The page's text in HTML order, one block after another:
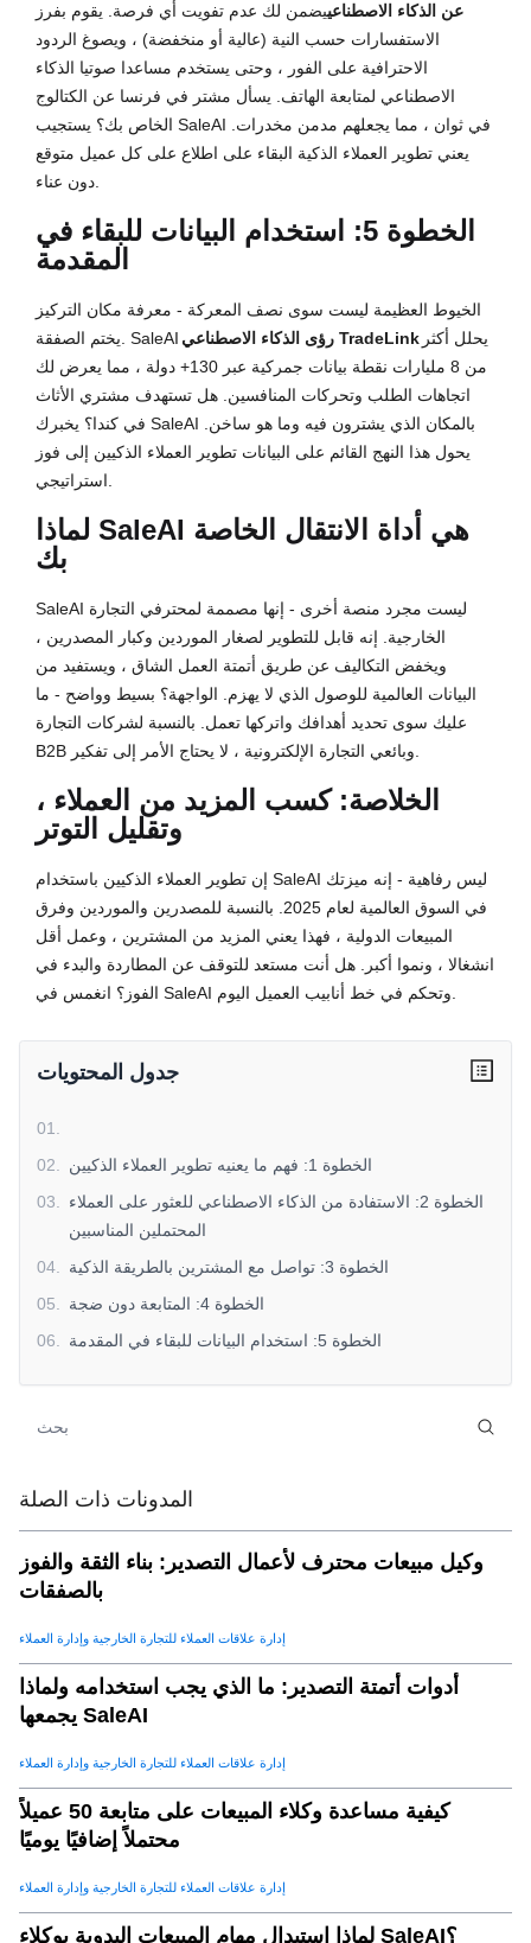
عن الذكاء الاصطناعييضمن لك عدم تفويت أي فرصة. يقوم بفرز
الاستفسارات حسب النية (عالية أو منخفضة) ، ويصوغ الردود
الاحترافية على الفور ، وحتى يستخدم مساعدا صوتيا الذكاء
الاصطناعي لمتابعة الهاتف. يسأل مشتر في فرنسا عن الكتالوج
الخاص بك؟ يستجيب SaleAI في ثوان ، مما يجعلهم مدمن مخدرات.
يعني تطوير العملاء الذكية البقاء على اطلاع على كل عميل متوقع
دون عناء.
الخطوة 5: استخدام البيانات للبقاء في
المقدمة
الخيوط العظيمة ليست سوى نصف المعركة - معرفة مكان التركيز
يختم الصفقة. SaleAI
رؤى الذكاء الاصطناعي TradeLink يحلل أكثر
من 8 مليارات نقطة بيانات جمركية عبر 130+ دولة ، مما يعرض لك
اتجاهات الطلب وتحركات المنافسين. هل تستهدف مشتري الأثاث
في كندا؟ يخبرك SaleAI بالمكان الذي يشترون فيه وما هو ساخن.
يحول هذا النهج القائم على البيانات تطوير العملاء الذكيين إلى فوز
استراتيجي.
لماذا SaleAI هي أداة الانتقال الخاصة
بك
SaleAI ليست مجرد منصة أخرى - إنها مصممة لمحترفي التجارة
الخارجية. إنه قابل للتطوير لصغار الموردين وكبار المصدرين ،
ويخفض التكاليف عن طريق أتمتة العمل الشاق ، ويستفيد من
البيانات العالمية للوصول الذي لا يهزم. الواجهة؟ بسيط وواضح - ما
عليك سوى تحديد أهدافك واتركها تعمل. بالنسبة لشركات التجارة
B2B وبائعي التجارة الإلكترونية ، لا يحتاج الأمر إلى تفكير.
الخلاصة: كسب المزيد من العملاء ،
وتقليل التوتر
إن تطوير العملاء الذكيين باستخدام SaleAI ليس رفاهية - إنه ميزتك
في السوق العالمية لعام 2025. بالنسبة للمصدرين والموردين وفرق
المبيعات الدولية ، فهذا يعني المزيد من المشترين ، وعمل أقل
انشغالا ، ونموا أكبر. هل أنت مستعد للتوقف عن المطاردة والبدء في
الفوز؟ انغمس في SaleAI وتحكم في خط أنابيب العميل اليوم.
جدول المحتويات
01
02
الخطوة 1: فهم ما يعنيه تطوير العملاء الذكيين
03
الخطوة 2: الاستفادة من الذكاء الاصطناعي للعثور على العملاء
المحتملين المناسبين
04
الخطوة 3: تواصل مع المشترين بالطريقة الذكية
05
الخطوة 4: المتابعة دون ضجة
06
الخطوة 5: استخدام البيانات للبقاء في المقدمة
المدونات ذات الصلة
وكيل مبيعات محترف لأعمال التصدير: بناء الثقة والفوز
بالصفقات
إدارة علاقات العملاء للتجارة الخارجية وإدارة العملاء
أدوات أتمتة التصدير: ما الذي يجب استخدامه ولماذا
يجمعها SaleAI
إدارة علاقات العملاء للتجارة الخارجية وإدارة العملاء
كيفية مساعدة وكلاء المبيعات على متابعة 50 عميلاً
محتملاً إضافيًا يوميًا
إدارة علاقات العملاء للتجارة الخارجية وإدارة العملاء
لماذا استبدال مهام المبيعات اليدوية بوكلاء SaleAI؟